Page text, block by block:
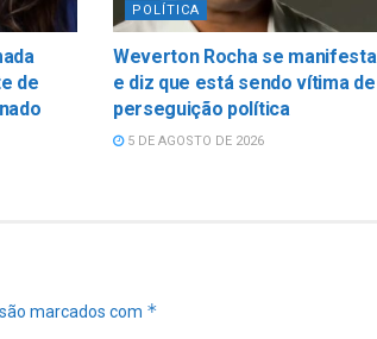
de
POLÍTICA
Weverton Rocha se manifesta
e diz que está sendo vítima de
perseguição política
5 DE AGOSTO DE 2026
marcados com *